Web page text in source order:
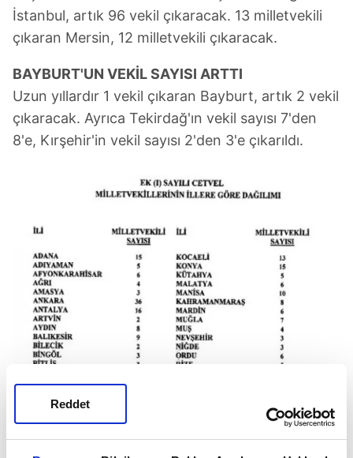
Reddet
İstanbul, artık 96 vekil çıkaracak. 13 milletvekili
çıkaran Mersin, 12 milletvekili çıkaracak.
BAYBURT'UN VEKİL SAYISI ARTTI
Uzun yıllardır 1 vekil çıkaran Bayburt, artık 2 vekil
çıkaracak. Ayrıca Tekirdağ'ın vekil sayısı 7'den
8'e, Kırşehir'in vekil sayısı 2'den 3'e çıkarıldı.